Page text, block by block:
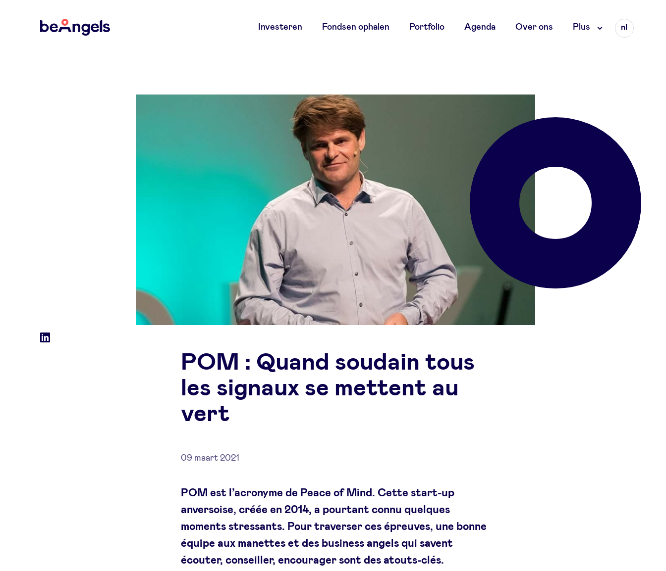
BeAngels
Main
Investeren Fondsen ophalen Portfolio Agenda Over ons Plus Language
nl
POM : Quand soudain tous
les signaux se mettent au
vert
09 maart 2021
POM est l’acronyme de Peace of Mind.Cette start-up
anversoise, créée en 2014, a pourtant connu quelques
moments stressants. Pour traverser ces épreuves, une bonne
équipe aux manettes et des business angels qui savent
écouter, conseiller, encourager sont des atouts-clés.
Social
LinkedIn